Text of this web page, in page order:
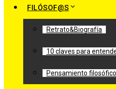
FILÓSOF@S
Retrato&Biografía
10 claves para
Pensamiento filosófico